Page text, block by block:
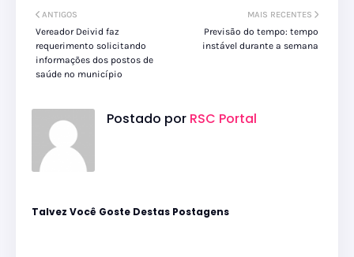
MAIS RECENTES
Previsão do tempo: tempo
instável durante a semana
ANTIGOS
Vereador Deivid faz
requerimento solicitando
informações dos postos de
saúde no município
Postado por RSC Portal
Talvez Você Goste Destas Postagens